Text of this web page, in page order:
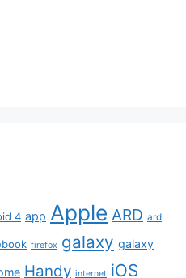
4 app Apple ARD ard
firefox galaxy galaxy
Handy internet iOS